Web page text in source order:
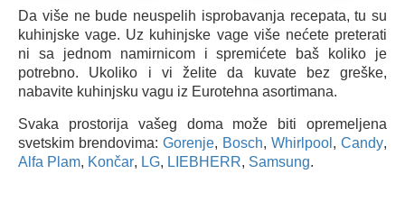
Da više ne bude neuspelih isprobavanja recepata, tu su
kuhinjske vage. Uz kuhinjske vage više nećete preterati
ni sa jednom namirnicom i spremićete baš koliko je
potrebno. Ukoliko i vi želite da kuvate bez greške,
nabavite kuhinjsku vagu iz Eurotehna asortimana.
Svaka prostorija vašeg doma može biti opremeljena
svetskim brendovima: Gorenje, Bosch, Whirlpool , Candy,
Alfa Plam, Končar, LG, LIEBHERR, Samsung.